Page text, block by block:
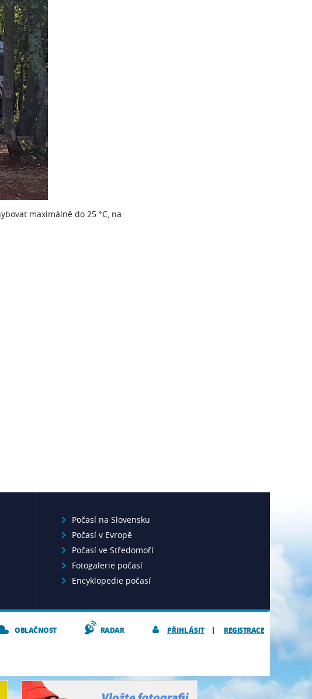
maximálně do 25 °C, na
Počasí na Slovensku
Počasí v Evropě
Počasí ve Středomoří
Fotogalerie počasí
Encyklopedie počasí
OBLAČNOST RADAR REGISTRACE
PŘIHLÁSIT